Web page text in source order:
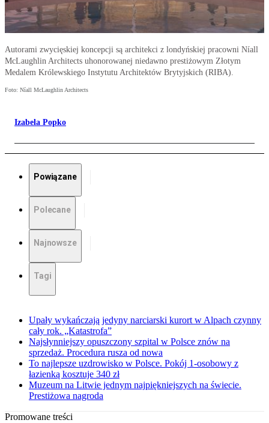
Autorami zwycięskiej koncepcji są architekci z londyńskiej pracowni Níall
McLaughlin Architects uhonorowanej niedawno prestiżowym Złotym
Medalem Królewskiego Instytutu Architektów Brytyjskich (RIBA).
Foto: Níall McLaughlin Architects
Izabela Popko
Powiązane
Polecane
Najnowsze
Tagi
Upały wykańczają jedyny narciarski kurort w Alpach czynny
cały rok. „Katastrofa”
Najsłynniejszy opuszczony szpital w Polsce znów na
sprzedaż. Procedura rusza od nowa
To najlepsze uzdrowisko w Polsce. Pokój 1-osobowy z
łazienką kosztuje 340 zł
Muzeum na Litwie jednym najpiękniejszych na świecie.
Prestiżowa nagroda
Promowane treści